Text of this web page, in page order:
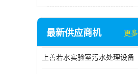
最新供应商机 更多
上善若水实验室污水处理设备